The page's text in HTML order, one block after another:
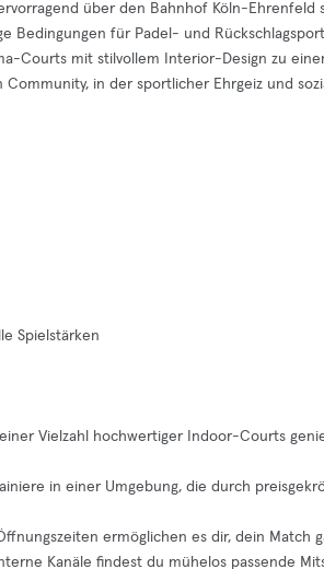
über den Bahnhof Köln-Ehrenfeld
Bedingungen für Padel- und
Courts mit stilvollem Interior-Design zu
Community, in der sportlicher Ehrgeiz und
Spielstärken
Vielzahl hochwertiger Indoor-Courts
in einer Umgebung, die durch
ermöglichen es dir, dein Match
Kanäle findest du mühelos passende